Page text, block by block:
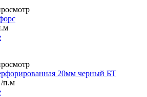
20мм черный БТ
/п.м